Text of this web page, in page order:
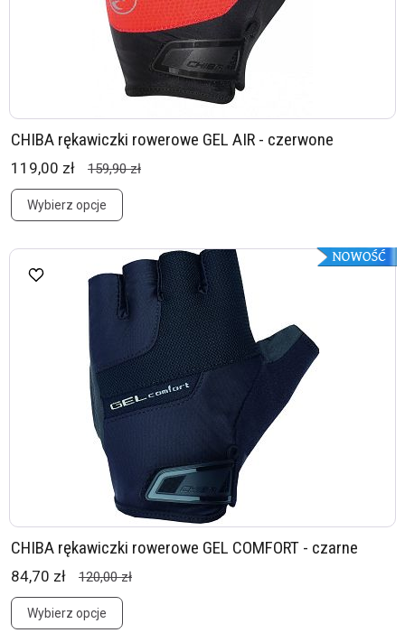
CHIBA rękawiczki rowerowe GEL AIR - czerwone
119,00 zł 159,90 zł
Wybierz opcje
CHIBA rękawiczki rowerowe GEL COMFORT - czarne
84,70 zł 120,00 zł
Wybierz opcje